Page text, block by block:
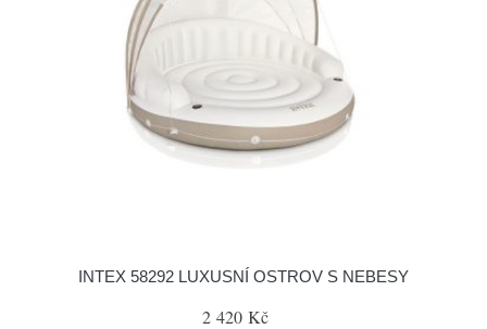
INTEX 58292 LUXUSNÍ OSTROV S NEBESY
2 420 Kč